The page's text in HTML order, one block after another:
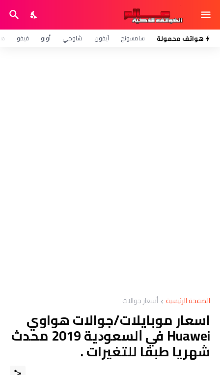
هواتف محمولة سامسونج آيفون شاومي أوبو فيفو
الصفحة الرئيسية أسعار جوالات
اسعار موبايلات/جوالات هواوي
Huawei ﻓﻲ ﺍﻟﺴﻌﻮﺩﻳﺔ 2019 محدث
شهريا طبقا للتغيرات .